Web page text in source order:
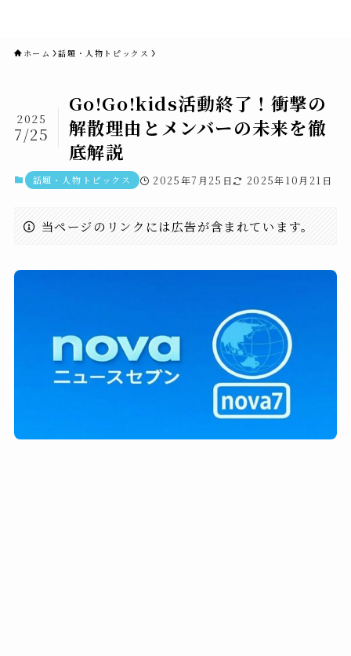
ホーム 話題・人物トピックス
Go!Go!kids活動終了！衝撃の
解散理由とメンバーの未来を徹
底解説
2025
7/25
話題・人物トピックス 2025年7月25日 2025年10月21日
当ページのリンクには広告が含まれています。